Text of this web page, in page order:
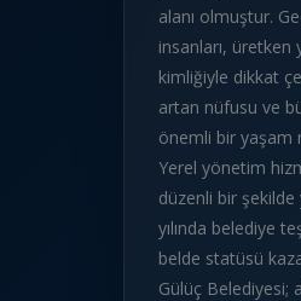
alanı olmuştur.
insanları, üretken
kimliğiyle dikkat
artan nüfusu ve
önemli bir yaşam
Yerel yönetim
düzenli bir
yılında belediye
belde statüsü
Gülüç Belediyesi;